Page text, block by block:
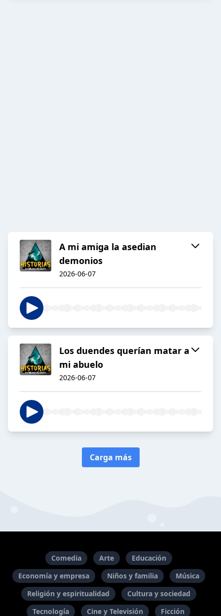
A mi amiga la asedian
demonios
2026-06-07
Los duendes querían matar a
mi abuelo
2026-06-07
Carga más
Comedia Arte
Educación
Economía y empresa
Niños y familia
Música
Religión y espiritualidad
Cultura y sociedad
Tecnología
Cine y Televisión Ficción